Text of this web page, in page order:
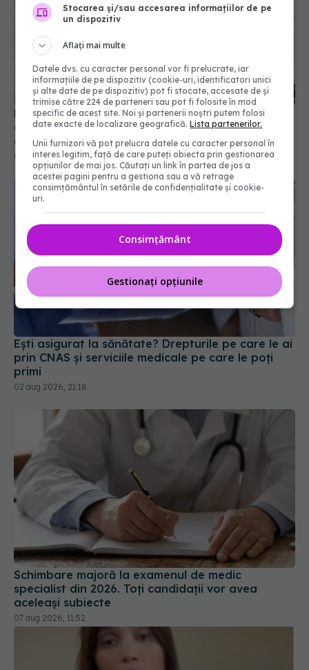
FDA a aprobat prima pastilă care reduce
colesterolul rău cu aproape 60%. Ce se întâmplă
cu statinele
05 aug 2026, 14:23
Ești asigurat la sănătate? Drepturile pe care le ai
prin CNAS și serviciile medicale pe care le poți
primi
02 aug 2026, 21:18
Schimbare majoră la examenul de medic
specialist din 2026. Toți candidații vor avea
aceleași subiecte
07 aug 2026, 11:52
Stocarea și/sau accesarea informațiilor de pe
un dispozitiv
Aflați mai multe
Datele dvs. cu caracter personal vor fi prelucrate, iar
informațiile de pe dispozitiv (cookie-uri, identificatori unici
și alte date de pe dispozitiv) pot fi stocate, accesate de și
trimise către 224 de parteneri sau pot fi folosite în mod
specific de acest site. Noi și partenerii noștri putem folosi
date exacte de localizare geografică.Lista partenerilor.
Unii furnizori vă pot prelucra datele cu caracter personal în
interes legitim, față de care puteți obiecta prin gestionarea
opțiunilor de mai jos. Căutați un link în partea de jos a
acestei pagini pentru a gestiona sau a vă retrage
consimțământul în setările de confidențialitate și cookie-
uri.
Consimțământ
Gestionați opțiunile